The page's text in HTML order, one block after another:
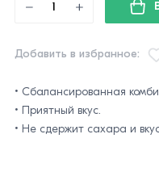
Добавить в избранное:
• Сбалансированная
• Приятный вкус.
• Не сдержит сахара и